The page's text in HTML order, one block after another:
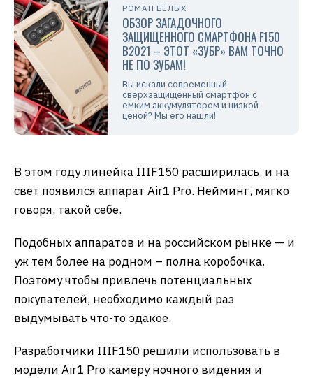
РОМАН БЕЛЫХ
ОБЗОР ЗАГАДОЧНОГО
ЗАЩИЩЕННОГО СМАРТФОНА F150
B2021 – ЭТОТ «ЗУБР» ВАМ ТОЧНО
НЕ ПО ЗУБАМ!
Вы искали современный
сверхзащищенный смартфон с
емким аккумулятором и низкой
ценой? Мы его нашли!
В этом году линейка IIIF150 расширилась, и на
свет появился аппарат Air1 Pro. Нейминг, мягко
говоря, такой себе.
Подобных аппаратов и на российском рынке — и
уж тем более на родном – полна коробочка.
Поэтому чтобы привлечь потенциальных
покупателей, необходимо каждый раз
выдумывать что-то эдакое.
Разработчики IIIF150 решили использовать в
модели Air1 Pro камеру ночного видения и